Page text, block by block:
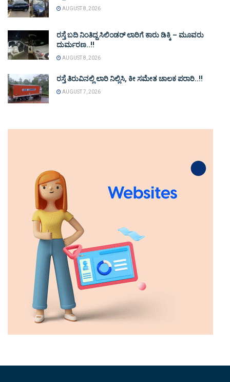
AUGUST 8, 2026
ರಸ್ತೆ ಬದಿ ನಿಂತಿದ್ದ ಸಿಲಿಂಡರ್ ಲಾರಿಗೆ ಕಾರು ಡಿಕ್ಕಿ – ಮೂವರು
ದುರ್ಮರಣ..!!
AUGUST 8, 2026
ರಸ್ತೆ ತಿರುವಿನಲ್ಲಿ ಲಾರಿ ನಿಲ್ಲಿಸಿ, ಕೀ ಸಮೇತ ಚಾಲಕ ಪರಾರಿ..!!
AUGUST 7, 2026